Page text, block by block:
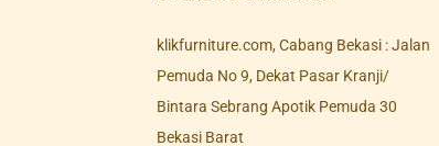
klikfurniture.com, Cabang Bekasi : Jalan
Pemuda No 9, Dekat Pasar Kranji/
Bintara Sebrang Apotik Pemuda 30
Bekasi Barat